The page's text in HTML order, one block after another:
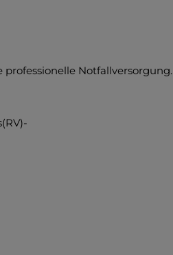
Notfallversorgung.